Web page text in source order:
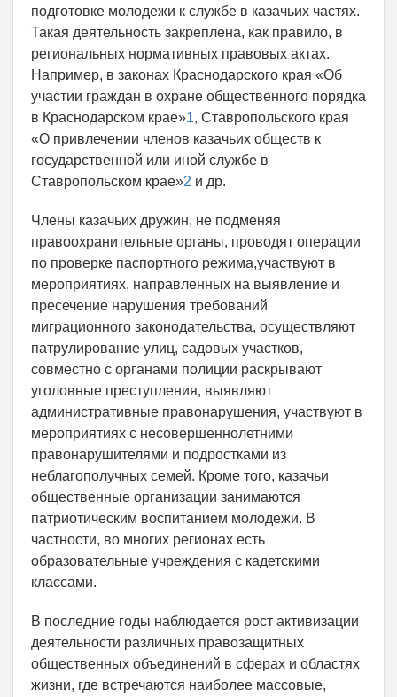
подготовке молодежи к службе в казачьих частях.
Такая деятельность закреплена, как правило, в
региональных нормативных правовых актах.
Например, в законах Краснодарского края «Об
участии граждан в охране общественного порядка
в Краснодарском крае»1, Ставропольского края
«О привлечении членов казачьих обществ к
государственной или иной службе в
Ставропольском крае»2 и др.
Члены казачьих дружин, не подменяя
правоохранительные органы, проводят операции
по проверке паспортного режима,участвуют в
мероприятиях, направленных на выявление и
пресечение нарушения требований
миграционного законодательства, осуществляют
патрулирование улиц, садовых участков,
совместно с органами полиции раскрывают
уголовные преступления, выявляют
административные правонарушения, участвуют в
мероприятиях с несовершеннолетними
правонарушителями и подростками из
неблагополучных семей. Кроме того, казачьи
общественные организации занимаются
патриотическим воспитанием молодежи. В
частности, во многих регионах есть
образовательные учреждения с кадетскими
классами.
В последние годы наблюдается рост активизации
деятельности различных правозащитных
общественных объединений в сферах и областях
жизни, где встречаются наиболее массовые,